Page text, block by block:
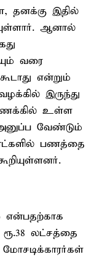
தனக்கு இதில்
ஆனால்
வரை
என்றும்
இருந்து
உள்ள
வேண்டும்
பணத்தை
என்பதற்காக
லட்சத்தை